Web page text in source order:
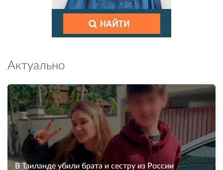
Актуально
В Таиланде убили брата и сестру из России